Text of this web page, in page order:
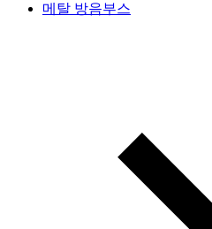
메탈 방음부스